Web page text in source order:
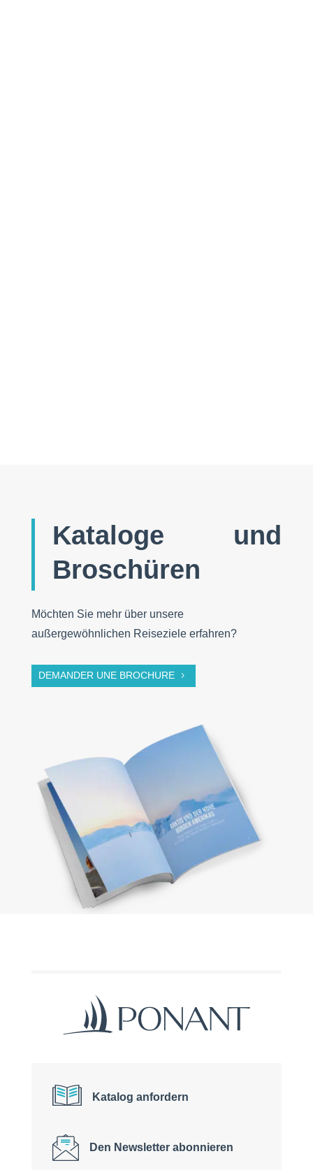
Kataloge und
Broschüren
Möchten Sie mehr über unsere
außergewöhnlichen Reiseziele erfahren?
DEMANDER UNE BROCHURE
Katalog anfordern
Den Newsletter abonnieren